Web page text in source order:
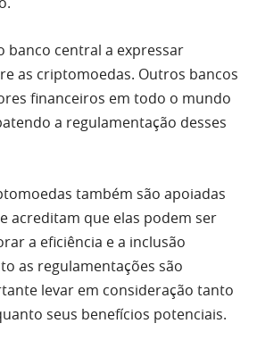
banco central a expressar
as criptomoedas. Outros bancos
financeiros em todo o mundo
a regulamentação desses
também são apoiadas
acreditam que elas podem ser
a eficiência e a inclusão
as regulamentações são
levar em consideração tanto
seus benefícios potenciais.